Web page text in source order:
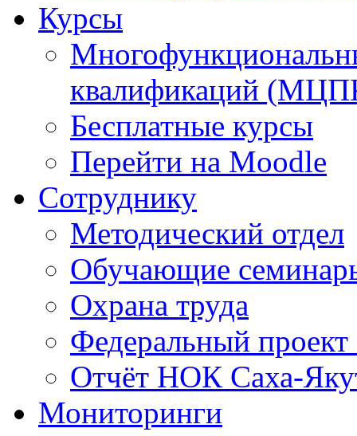
Курсы
квалификаций
Бесплатные курсы
Перейти на Moodle
Сотруднику
Методический отдел
Обучающие
Охрана труда
Федеральный
Отчёт НОК Саха-
Мониторинги